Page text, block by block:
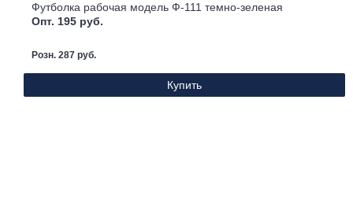
Футболка рабочая модель Ф-111 темно-зеленая
Опт. 195 руб.
Розн. 287 руб.
Купить